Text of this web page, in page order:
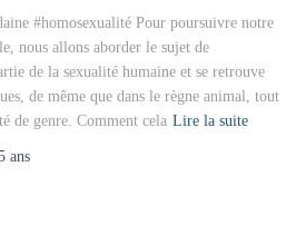
#homosexualité Pour poursuivre notre
nous allons aborder le sujet de
de la sexualité humaine et se retrouve
de même que dans le règne animal, tout
de genre. Comment cela Lire la suite
ans